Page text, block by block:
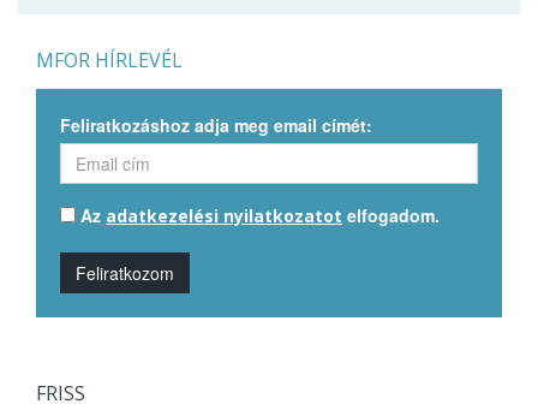
MFOR HÍRLEVÉL
Feliratkozáshoz adja meg email címét:
Az adatkezelési nyilatkozatot elfogadom.
Feliratkozom
FRISS